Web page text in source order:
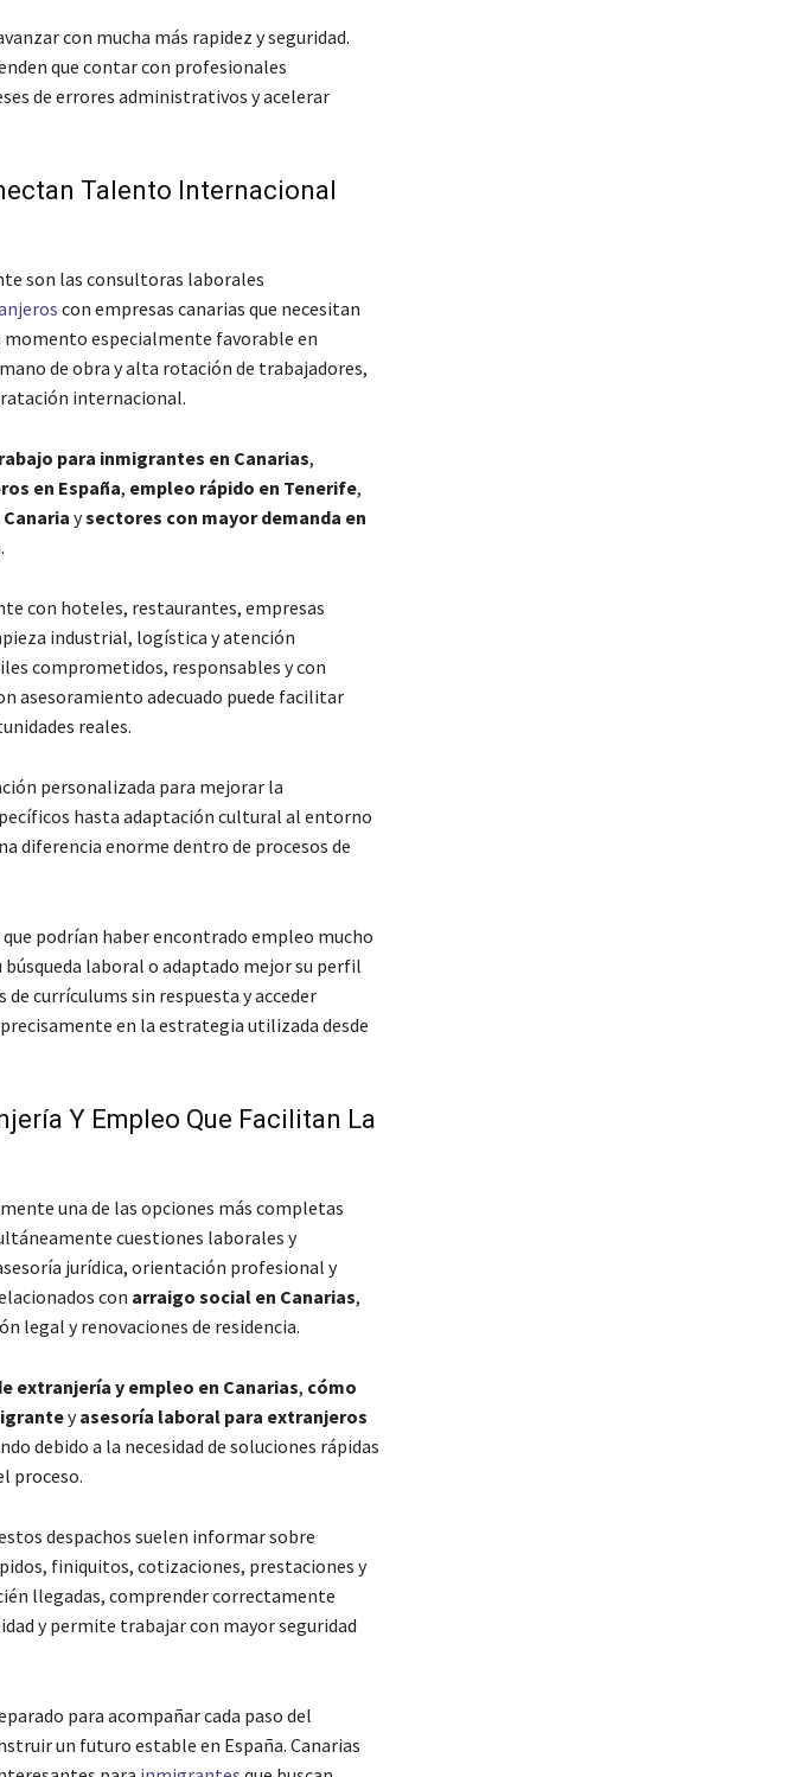
con mucha más rapidez y seguridad.
que contar con profesionales
de errores administrativos y acelerar
Talento Internacional
son las consultoras laborales
con empresas canarias que necesitan
momento especialmente favorable en
de obra y alta rotación de trabajadores,
internacional.
para inmigrantes en Canarias,
en España, empleo rápido en Tenerife,
ysectores con mayor demanda en
con hoteles, restaurantes, empresas
industrial, logística y atención
comprometidos, responsables y con
asesoramiento adecuado puede facilitar
reales.
personalizada para mejorar la
hasta adaptación cultural al entorno
diferencia enorme dentro de procesos de
podrían haber encontrado empleo mucho
laboral o adaptado mejor su perfil
currículums sin respuesta y acceder
en la estrategia utilizada desde
Y Empleo Que Facilitan La
una de las opciones más completas
cuestiones laborales y
jurídica, orientación profesional y
con arraigo social en Canarias,
legal y renovaciones de residencia.
extranjería y empleo en Canarias, cómo
yasesoría laboral para extranjeros
debido a la necesidad de soluciones rápidas
proceso.
despachos suelen informar sobre
finiquitos, cotizaciones, prestaciones y
llegadas, comprender correctamente
y permite trabajar con mayor seguridad
para acompañar cada paso del
un futuro estable en España. Canarias